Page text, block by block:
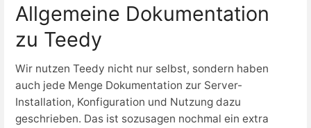
Allgemeine Dokumentation
zu Teedy
Wir nutzen Teedy nicht nur selbst, sondern haben
auch jede Menge Dokumentation zur Server-
Installation, Konfiguration und Nutzung dazu
geschrieben. Das ist sozusagen nochmal ein extra